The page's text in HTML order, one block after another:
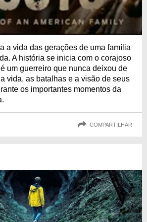
a vida das gerações de uma família
A história se inicia com o corajoso
um guerreiro que nunca deixou de
vida, as batalhas e a visão de seus
os importantes momentos da
COMPARTILHAR